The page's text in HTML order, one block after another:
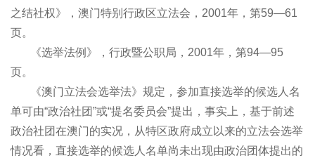
之结社权》，澳门特别行政区立法会，2001年，第59―61
页。
《选举法例》，行政暨公职局，2001年，第94―95
页。
《澳门立法会选举法》规定，参加直接选举的候选人名
单可由“政治社团”或“提名委员会”提出，事实上，基于前述
政治社团在澳门的实况，从特区政府成立以来的立法会选举
情况看，直接选举的候选人名单尚未出现由政治团体提出的